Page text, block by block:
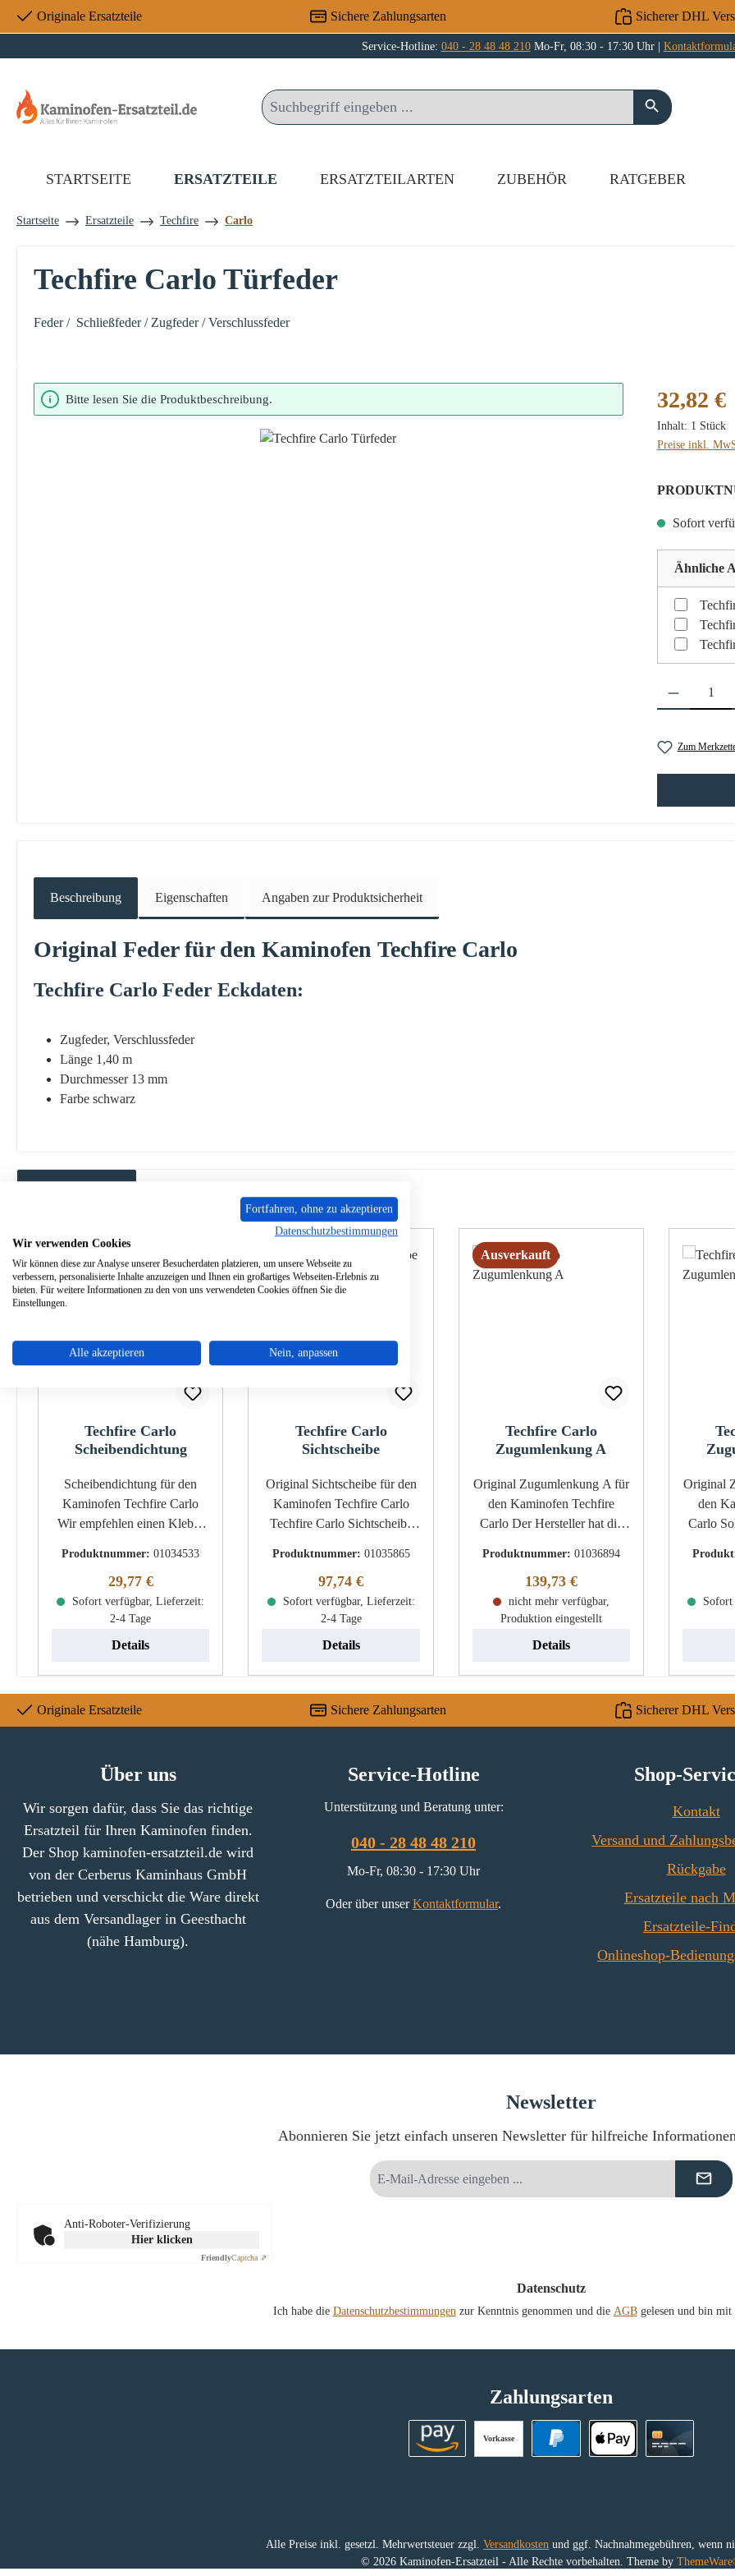
Hauptinhalt springen
Zur Suche springen
Zur Hauptnavigation springen
Originale Ersatzteile Sichere Zahlungsarten Sicherer DHL
Service-Hotline: 040 - 28 48 48 210Mo-Fr, 08:30 - 17:30 Uhr |
STARTSEITE ERSATZTEILE ERSATZTEILARTEN ZUBEHÖR RATGEBER
Startseite Ersatzteile Techfire Carlo
Techfire Carlo Türfeder
Feder / Schließfeder / Zugfeder / Verschlussfeder
Bildergalerie überspringen
Bitte lesen Sie die Produktbeschreibung.
Regulärer Preis:
32,82 €
Inhalt: 1 Stück
Preise inkl.
Sofort
Ähnliche
Produkt
Zum
Beschreibung Eigenschaften Angaben zur Produktsicherheit
Original Federfür den Kaminofen Techfire Carlo
Techfire Carlo Feder Eckdaten:
Zugfeder, Verschlussfeder
Länge 1,40 m
Durchmesser 13 mm
Farbe schwarz
Produktgalerie überspringen
Techfire Carlo
Scheibendichtung
Scheibendichtung für den
Kaminofen Techfire Carlo
Wir empfehlen einen Kleber
unterstützend wirken kann.
Techfire Carlo
Scheibendichtung Eckdaten:
Dichtung, Holzofenschnur
Produktnummer:01034533
Regulärer Preis:
29,77 €
Sofort verfügbar, Lieferzeit:
2-4 Tage
Details
Techfire Carlo
Sichtscheibe
Original Sichtscheibe für den
Kaminofen Techfire Carlo
Techfire Carlo Sichtscheibe
mm x 280 mm x 4 mm
Material Glas Form flach
hitzebeständig
Produktnummer: 01035865
Regulärer Preis:
97,74 €
Sofort verfügbar, Lieferzeit:
2-4 Tage
Details
Ausverkauft
Techfire Carlo
Zugumlenkung A
Original Zugumlenkung A für
den Kaminofen Techfire
Carlo Der Hersteller hat die
einen Restbestand verfügen,
ist dieses Ersatzteil bei uns
erhältlich Techfire Carlo
Zugumlenkung Eckdaten:
Produktnummer: 01036894
Regulärer Preis:
139,73 €
nicht mehr verfügbar,
Produktion eingestellt
Details
Original
den
Carlo Sollten Sie bisher eine
nutzen.
Originale Ersatzteile Sichere Zahlungsarten Sicherer DHL
Über uns
Wir sorgen dafür, dass Sie das richtige
Ersatzteil für Ihren Kaminofen finden.
Der Shop kaminofen-ersatzteil.de wird
von der Cerberus Kaminhaus GmbH
betrieben und verschickt die Ware direkt
aus dem Versandlager in Geesthacht
(nähe Hamburg).
Service-Hotline
Unterstützung und Beratung unter:
040 - 28 48 48 210
Mo-Fr, 08:30 - 17:30 Uhr
Oder über unserKontaktformular.
Shop-
Kontakt
Versand und
Rückgabe
Ersatzteile nach
Ersatzteile-
Onlineshop-
Newsletter
Abonnieren Sie jetzt einfach unseren Newsletter für hilfreiche
E-
Mail-
Anti-Roboter-Verifizierung
Hier klicken
FriendlyCaptcha ⇗
Datenschutz
Ich habe die Datenschutzbestimmungenzur Kenntnis genommen und die AGBgelesen und bin mit
Zahlungsarten
Vorkasse
Alle Preise inkl. gesetzl. Mehrwertsteuer zzgl. Versandkosten und ggf. Nachnahmegebühren, wenn
© 2026 Kaminofen-Ersatzteil - Alle Rechte vorbehalten. Theme by
Fortfahren, ohne zu akzeptieren
Datenschutzbestimmungen
Wir verwenden Cookies
Wir können diese zur Analyse unserer Besucherdaten platzieren, um unsere Webseite zu
verbessern, personalisierte Inhalte anzuzeigen und Ihnen ein großartiges Webseiten-Erlebnis zu
bieten. Für weitere Informationen zu den von uns verwendeten Cookies öffnen Sie die
Einstellungen.
Alle akzeptieren Nein, anpassen